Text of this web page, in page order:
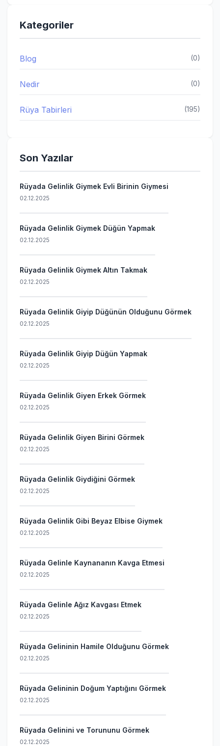
Kategoriler
Blog (0)
Nedir (0)
Rüya Tabirleri (195)
Son Yazılar
Rüyada Gelinlik Giymek Evli Birinin Giymesi
02.12.2025
Rüyada Gelinlik Giymek Düğün Yapmak
02.12.2025
Rüyada Gelinlik Giymek Altın Takmak
02.12.2025
Rüyada Gelinlik Giyip Düğünün Olduğunu Görmek
02.12.2025
Rüyada Gelinlik Giyip Düğün Yapmak
02.12.2025
Rüyada Gelinlik Giyen Erkek Görmek
02.12.2025
Rüyada Gelinlik Giyen Birini Görmek
02.12.2025
Rüyada Gelinlik Giydiğini Görmek
02.12.2025
Rüyada Gelinlik Gibi Beyaz Elbise Giymek
02.12.2025
Rüyada Gelinle Kaynananın Kavga Etmesi
02.12.2025
Rüyada Gelinle Ağız Kavgası Etmek
02.12.2025
Rüyada Gelininin Hamile Olduğunu Görmek
02.12.2025
Rüyada Gelininin Doğum Yaptığını Görmek
02.12.2025
Rüyada Gelinini ve Torununu Görmek
02.12.2025